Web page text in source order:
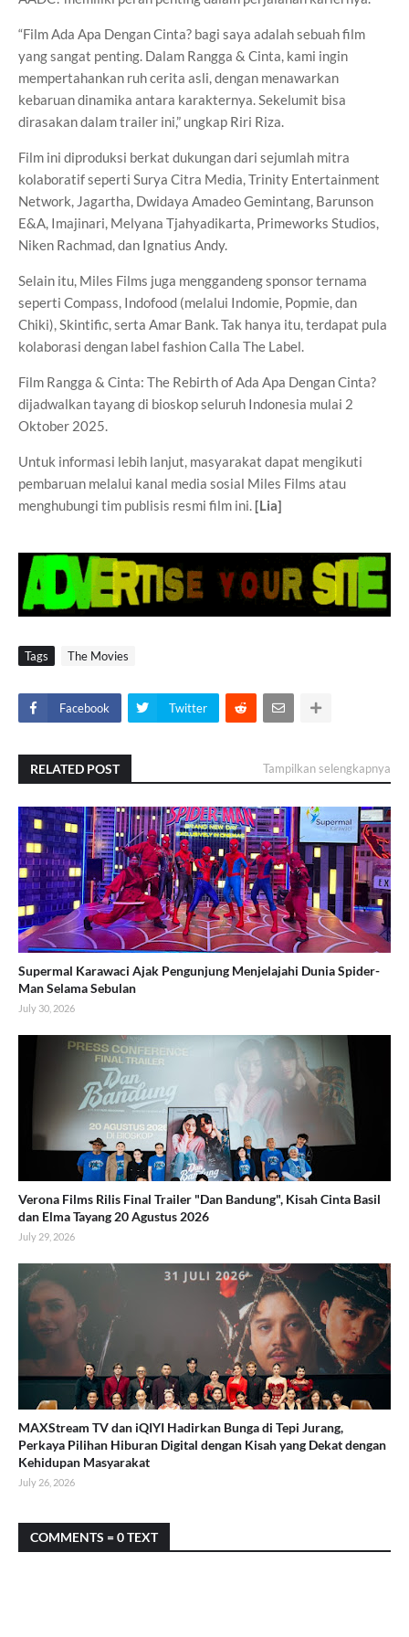
“Film Ada Apa Dengan Cinta? bagi saya adalah sebuah film
yang sangat penting. Dalam Rangga & Cinta, kami ingin
mempertahankan ruh cerita asli, dengan menawarkan
kebaruan dinamika antara karakternya. Sekelumit bisa
dirasakan dalam trailer ini,” ungkap Riri Riza.
Film ini diproduksi berkat dukungan dari sejumlah mitra
kolaboratif seperti Surya Citra Media, Trinity Entertainment
Network, Jagartha, Dwidaya Amadeo Gemintang, Barunson
E&A, Imajinari, Melyana Tjahyadikarta, Primeworks Studios,
Niken Rachmad, dan Ignatius Andy.
Selain itu, Miles Films juga menggandeng sponsor ternama
seperti Compass, Indofood (melalui Indomie, Popmie, dan
Chiki), Skintific, serta Amar Bank. Tak hanya itu, terdapat pula
kolaborasi dengan label fashion Calla The Label.
Film Rangga & Cinta: The Rebirth of Ada Apa Dengan Cinta?
dijadwalkan tayang di bioskop seluruh Indonesia mulai 2
Oktober 2025.
Untuk informasi lebih lanjut, masyarakat dapat mengikuti
pembaruan melalui kanal media sosial Miles Films atau
menghubungi tim publisis resmi film ini. [Lia]
Tags The Movies
Facebook Twitter
RELATED POST Tampilkan selengkapnya
Supermal Karawaci Ajak Pengunjung Menjelajahi Dunia Spider-
Man Selama Sebulan
July 30, 2026
Verona Films Rilis Final Trailer "Dan Bandung", Kisah Cinta Basil
dan Elma Tayang 20 Agustus 2026
July 29, 2026
MAXStream TV dan iQIYI Hadirkan Bunga di Tepi Jurang,
Perkaya Pilihan Hiburan Digital dengan Kisah yang Dekat dengan
Kehidupan Masyarakat
July 26, 2026
COMMENTS = 0 TEXT